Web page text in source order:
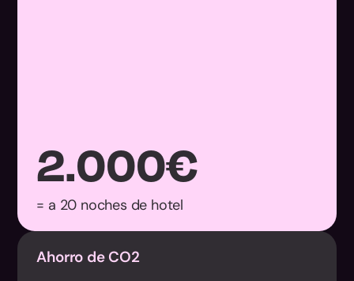
Ahorro de CO2
2.000€
= a 20 noches de hotel